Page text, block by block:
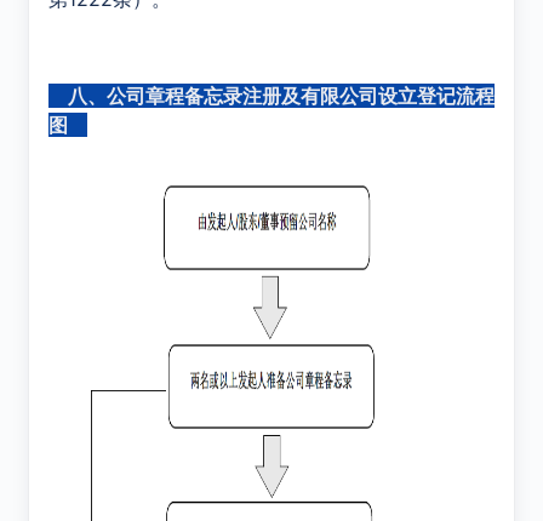
八、公司章程备忘录注册及有限公司设立登记流程
图